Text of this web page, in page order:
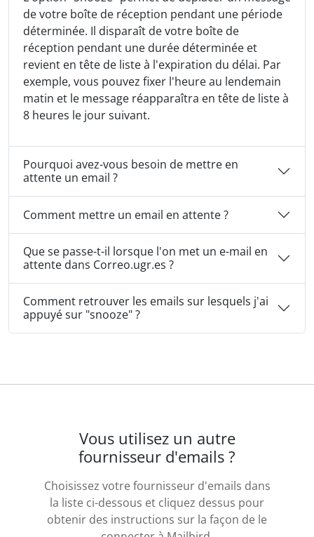
de votre boîte de réception pendant une période
déterminée. Il disparaît de votre boîte de
réception pendant une durée déterminée et
revient en tête de liste à l'expiration du délai. Par
exemple, vous pouvez fixer l'heure au lendemain
matin et le message réapparaîtra en tête de liste à
8 heures le jour suivant.
Pourquoi avez-vous besoin de mettre en
attente un email ?
Comment mettre un email en attente ?
Que se passe-t-il lorsque l'on met un e-mail en
attente dans Correo.ugr.es ?
Comment retrouver les emails sur lesquels j'ai
appuyé sur "snooze" ?
Vous utilisez un autre
fournisseur d'emails ?
Choisissez votre fournisseur d'emails dans
la liste ci-dessous et cliquez dessus pour
obtenir des instructions sur la façon de le